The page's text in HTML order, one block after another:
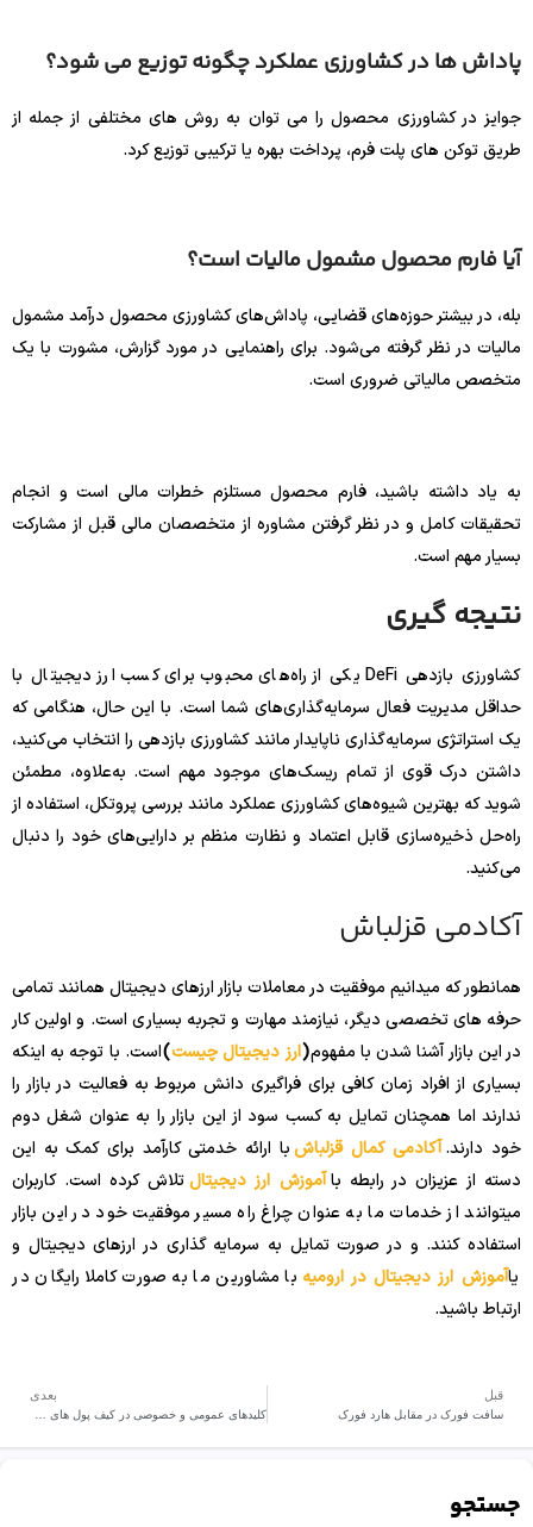
پاداش ها در کشاورزی عملکرد چگونه توزیع می شود؟
جوایز در کشاورزی محصول را می توان به روش های مختلفی از جمله از
طریق توکن های پلت فرم، پرداخت بهره یا ترکیبی توزیع کرد.
آیا فارم محصول مشمول مالیات است؟
بله، در بیشتر حوزه‌های قضایی، پاداش‌های کشاورزی محصول درآمد مشمول
مالیات در نظر گرفته می‌شود. برای راهنمایی در مورد گزارش، مشورت با یک
متخصص مالیاتی ضروری است.
به یاد داشته باشید، فارم محصول مستلزم خطرات مالی است و انجام
تحقیقات کامل و در نظر گرفتن مشاوره از متخصصان مالی قبل از مشارکت
بسیار مهم است.
نتیجه گیری
کشاورزی بازدهی DeFi یکی از راه‌های محبوب برای کسب ارز دیجیتال با
حداقل مدیریت فعال سرمایه‌گذاری‌های شما است. با این حال، هنگامی که
یک استراتژی سرمایه‌گذاری ناپایدار مانند کشاورزی بازدهی را انتخاب می‌کنید،
داشتن درک قوی از تمام ریسک‌های موجود مهم است. به‌علاوه، مطمئن
شوید که بهترین شیوه‌های کشاورزی عملکرد مانند بررسی پروتکل، استفاده از
راه‌حل ذخیره‌سازی قابل اعتماد و نظارت منظم بر دارایی‌های خود را دنبال
می‌کنید.
آکادمی قزلباش
همانطور که میدانیم موفقیت در معاملات بازار ارزهای دیجیتال همانند تمامی
حرفه های تخصصی دیگر، نیازمند مهارت و تجربه بسیاری است. و اولین کار
در این بازار آشنا شدن با مفهوم(ارز دیجیتال چیست)است. با توجه به اینکه
بسیاری از افراد زمان کافی برای فراگیری دانش مربوط به فعالیت در بازار را
ندارند اما همچنان تمایل به کسب سود از این بازار را به عنوان شغل دوم
خود دارند.آکادمی کمال قزلباشبا ارائه خدمتی کارآمد برای کمک به این
دسته از عزیزان در رابطه باآموزش ارز دیجیتالتلاش کرده است. کاربران
میتوانند از خدمات ما به عنوان چراغ راه مسیر موفقیت خود در این بازار
استفاده کنند. و در صورت تمایل به سرمایه گذاری در ارزهای دیجیتال و
یاآموزش ارز دیجیتال در ارومیه با مشاورین ما به صورت کاملا رایگان در
ارتباط باشید.
قبل
سافت فورک در مقابل هارد فورک
بعدی
کلیدهای عمومی و خصوصی در کیف پول های رمزنگاری چیست؟
جستجو